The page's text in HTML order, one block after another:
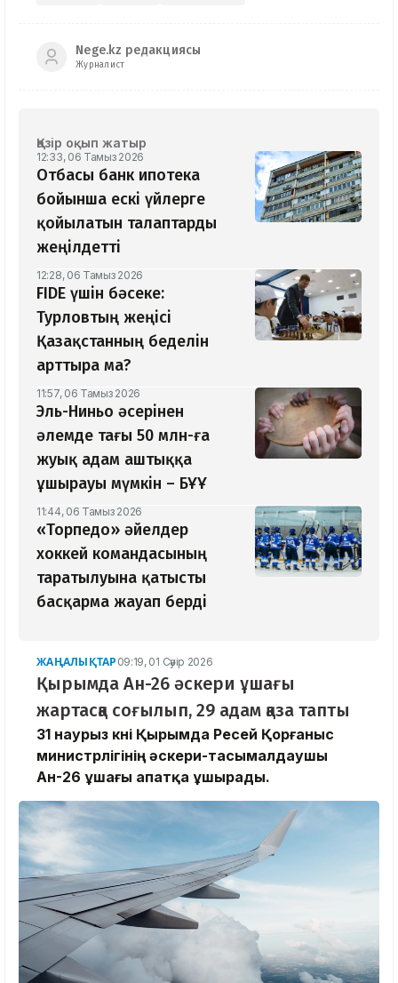
Nege.kz редакциясы
Журналист
Қазір оқып жатыр
12:33, 06 Тамыз 2026
Отбасы банк ипотека
бойынша ескі үйлерге
қойылатын талаптарды
жеңілдетті
12:28, 06 Тамыз 2026
​FIDE үшін бәсеке:
Турловтың жеңісі
Қазақстанның беделін
арттыра ма?
11:57, 06 Тамыз 2026
Эль-Ниньо әсерінен
әлемде тағы 50 млн-ға
жуық адам аштыққа
ұшырауы мүмкін – БҰҰ
11:44, 06 Тамыз 2026
«Торпедо» әйелдер
хоккей командасының
таратылуына қатысты
басқарма жауап берді
ЖАҢАЛЫҚТАР 09:19, 01 Сәуір 2026
Қырымда Ан-26 әскери ұшағы
жартасқа соғылып, 29 адам қаза тапты
31 наурыз күні Қырымда Ресей Қорғаныс
министрлігінің әскери-тасымалдаушы
Ан-26 ұшағы апатқа ұшырады.